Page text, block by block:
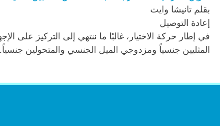
بقلم تانيشا وايت
إعادة التوصيل
في إطار حركة الاختيار، غالبًا ما ننتهي إلى التركيز على
المثليين جنسياً ومزدوجي الميل الجنسي والمتحولين جنسياً.